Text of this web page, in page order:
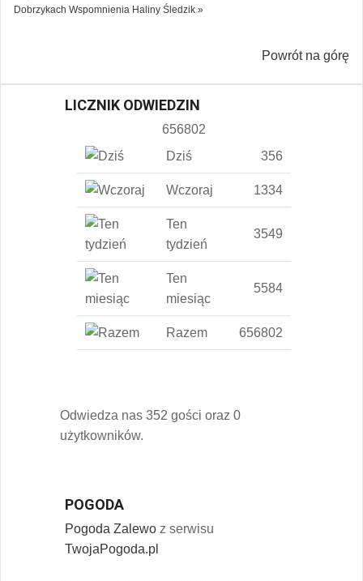
Dobrzykach Wspomnienia Haliny Śledzik »
Powrót na górę
LICZNIK ODWIEDZIN
656802
Dziś
356
Wczoraj 1334
Ten
tydzień
3549
Ten
miesiąc
5584
Razem 656802
Odwiedza nas 352 gości oraz 0
użytkowników.
POGODA
Pogoda Zalewo z serwisu
TwojaPogoda.pl